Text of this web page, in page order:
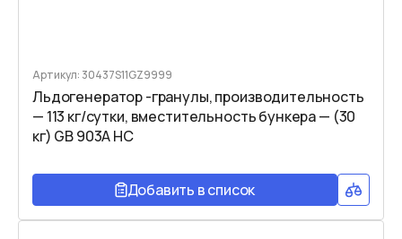
Артикул: 30437S11GZ9999
Льдогенератор -гранулы, производительность
— 113 кг/сутки, вместительность бункера — (30
кг) GB 903A HC
Добавить в список